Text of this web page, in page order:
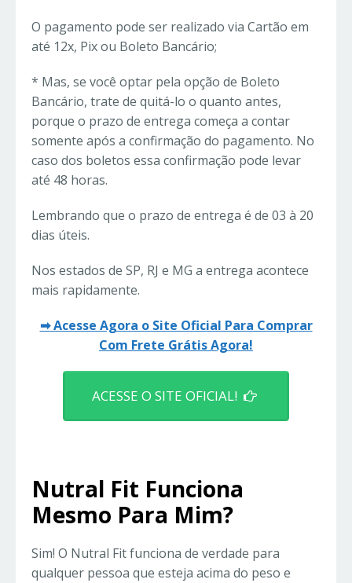
O pagamento pode ser realizado via Cartão em
até 12x, Pix ou Boleto Bancário;
* Mas, se você optar pela opção de Boleto
Bancário, trate de quitá-lo o quanto antes,
porque o prazo de entrega começa a contar
somente após a confirmação do pagamento. No
caso dos boletos essa confirmação pode levar
até 48 horas.
Lembrando que o prazo de entrega é de 03 à 20
dias úteis.
Nos estados de SP, RJ e MG a entrega acontece
mais rapidamente.
➡ Acesse Agora o Site Oficial Para Comprar
Com Frete Grátis Agora!
ACESSE O SITE OFICIAL!
Nutral Fit Funciona
Mesmo Para Mim?
Sim! O Nutral Fit funciona de verdade para
qualquer pessoa que esteja acima do peso e